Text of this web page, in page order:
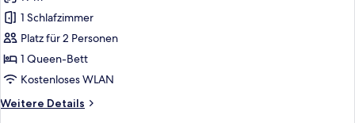
Standardzimmer,
1
Queen-
Bett
1 Schlafzimmer
Platz für 2 Personen
1 Queen-Bett
Kostenloses WLAN
Weitere Details
Weitere